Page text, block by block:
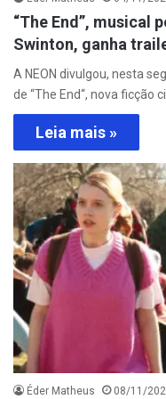
“The End”, musical
Swinton, ganha
A NEON divulgou, nesta
de “The End“, nova
Leia mais »
Éder Matheus 08/11/